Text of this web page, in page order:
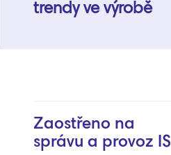
trendy ve výrobě
Zaostřeno na
správu a provoz IS